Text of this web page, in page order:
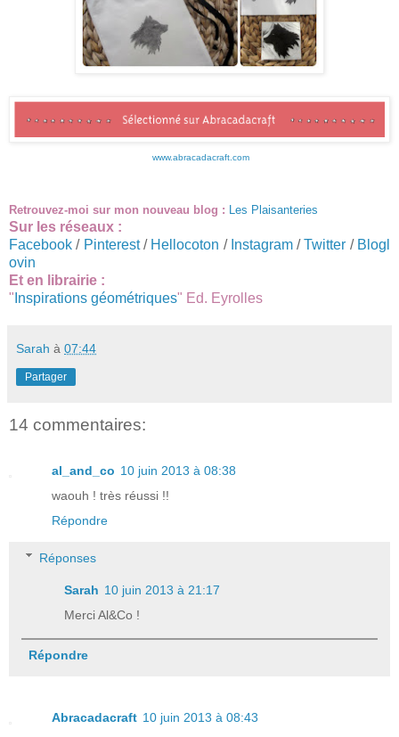
www.abracadacraft.com
Retrouvez-moi sur mon nouveau blog : Les Plaisanteries
Sur les réseaux :
Facebook / Pinterest/ Hellocoton / Instagram/Twitter / Blogl
ovin
Et en librairie :
" Inspirations géométriques" Ed. Eyrolles
Sarah à 07:44
Partager
14 commentaires:
al_and_co 10 juin 2013 à 08:38
waouh ! très réussi !!
Répondre
Réponses
Sarah 10 juin 2013 à 21:17
Merci Al&Co !
Répondre
Abracadacraft 10 juin 2013 à 08:43